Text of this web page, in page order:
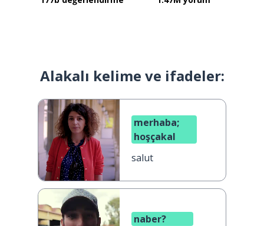
Alakalı kelime ve ifadeler:
merhaba;
hoşçakal
salut
naber?